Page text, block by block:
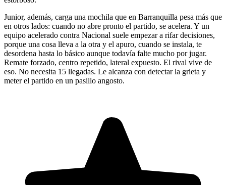
Junior, además, carga una mochila que en Barranquilla pesa más que
en otros lados: cuando no abre pronto el partido, se acelera. Y un
equipo acelerado contra Nacional suele empezar a rifar decisiones,
porque una cosa lleva a la otra y el apuro, cuando se instala, te
desordena hasta lo básico aunque todavía falte mucho por jugar.
Remate forzado, centro repetido, lateral expuesto. El rival vive de
eso. No necesita 15 llegadas. Le alcanza con detectar la grieta y
meter el partido en un pasillo angosto.